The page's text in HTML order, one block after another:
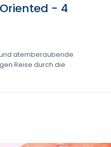
- 4
atemberaubende
Reise durch die